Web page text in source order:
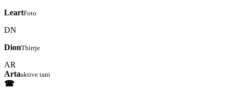
LeartFoto
DN
DionThirrje
AR
Artaaktive tani
☎